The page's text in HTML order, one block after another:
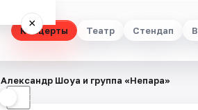
Концерты Театр Стендап
×
☾
Александр Шоуа и группа «Непара»